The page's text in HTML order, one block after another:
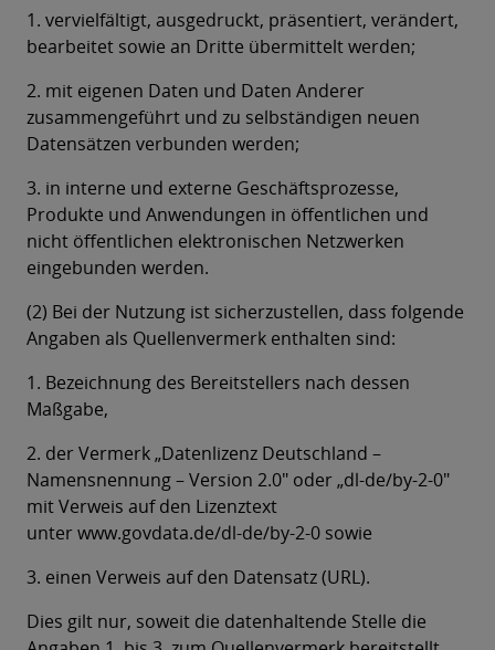
1. vervielfältigt, ausgedruckt, präsentiert, verändert,
bearbeitet sowie an Dritte übermittelt werden;
2. mit eigenen Daten und Daten Anderer
zusammengeführt und zu selbständigen neuen
Datensätzen verbunden werden;
3. in interne und externe Geschäftsprozesse,
Produkte und Anwendungen in öffentlichen und
nicht öffentlichen elektronischen Netzwerken
eingebunden werden.
(2) Bei der Nutzung ist sicherzustellen, dass folgende
Angaben als Quellenvermerk enthalten sind:
1. Bezeichnung des Bereitstellers nach dessen
Maßgabe,
2. der Vermerk „Datenlizenz Deutschland –
Namensnennung – Version 2.0" oder „dl-de/by-2-0"
mit Verweis auf den Lizenztext
unter www.govdata.de/dl-de/by-2-0 sowie
3. einen Verweis auf den Datensatz (URL).
Dies gilt nur, soweit die datenhaltende Stelle die